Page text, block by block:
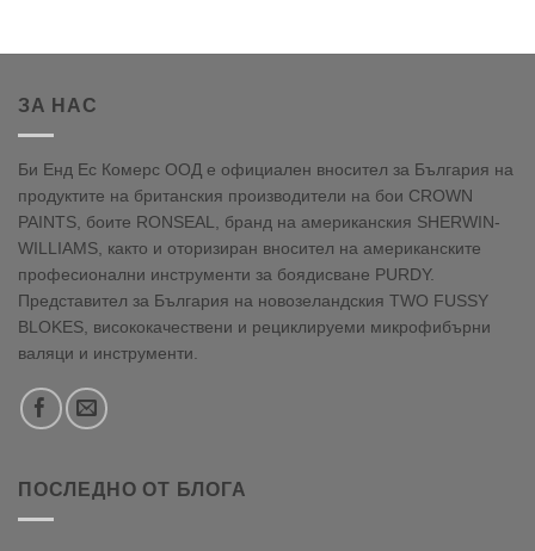
ЗА НАС
Би Енд Ес Комерс ООД е официален вносител за България на
продуктите на британския производители на бои CROWN
PAINTS, боите RONSEAL, бранд на американския SHERWIN-
WILLIAMS, както и оторизиран вносител на американските
професионални инструменти за боядисване PURDY.
Представител за България на новозеландския TWO FUSSY
BLOKES, висококачествени и рециклируеми микрофибърни
валяци и инструменти.
ПОСЛЕДНО ОТ БЛОГА